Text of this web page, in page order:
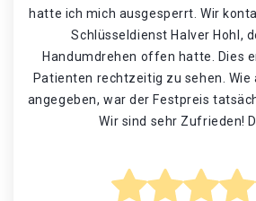
hatte ich mich ausgesperrt. Wir
Schlüsseldienst Halver Hohl,
Handumdrehen offen hatte. Dies
Patienten rechtzeitig zu sehen. Wie
angegeben, war der Festpreis
Wir sind sehr Zufrieden!